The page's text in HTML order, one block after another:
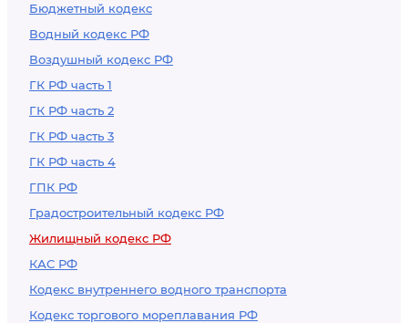
Бюджетный кодекс
Водный кодекс РФ
Воздушный кодекс РФ
ГК РФ часть 1
ГК РФ часть 2
ГК РФ часть 3
ГК РФ часть 4
ГПК РФ
Градостроительный кодекс РФ
Жилищный кодекс РФ
КАС РФ
Кодекс внутреннего водного транспорта
Кодекс торгового мореплавания РФ